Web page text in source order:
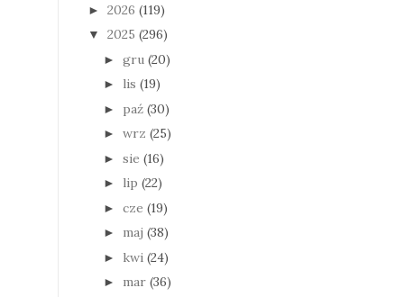
► 2026 (119)
▼ 2025 (296)
► gru (20)
► lis (19)
► paź (30)
► wrz (25)
► sie (16)
► lip (22)
► cze (19)
► maj (38)
► kwi (24)
► mar (36)